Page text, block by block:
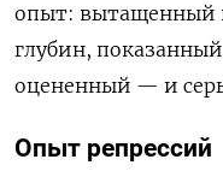
опыт: вытащенный
глубин,
оцененный — и
Опыт репрессий